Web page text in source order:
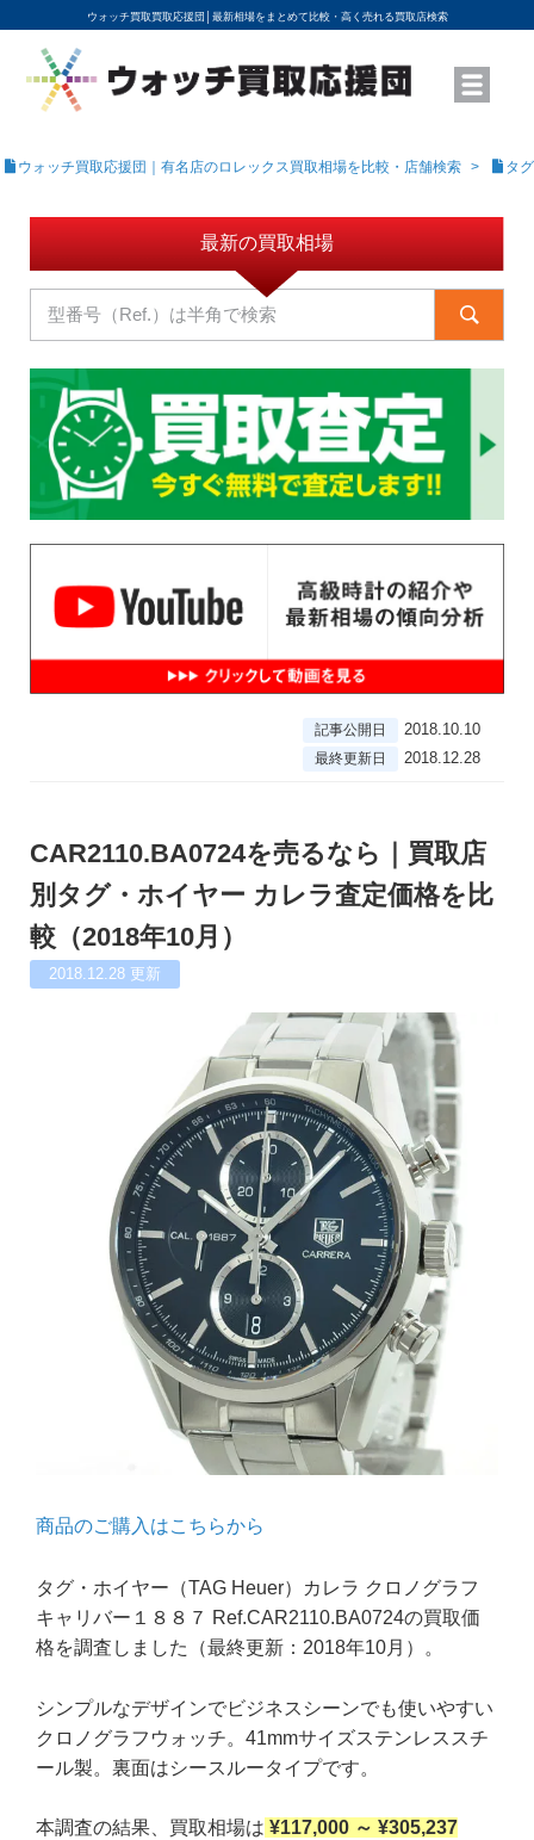
ウォッチ買取買取応援団│ 最新相場をまとめて比較・高く売れる買取店検索
YouTubeで動画を公開中
ROLEXモデル名から買取相場を調べる
高級時計ブランド名から買取相場を調べる
地域から買取店を探す
店舗名から買取店を探す
ブランド時計を高く売る方法
買取査定を依頼する
ウォッチ買取応援団｜有名店のロレックス買取相場を比較・店舗検索 タ
最新の買取相場
記事公開日 2018.10.10
最終更新日 2018.12.28
CAR2110.BA0724を売るなら｜買取店
別タグ・ホイヤー カレラ査定価格を比
較（2018年10月）
2018.12.28 更新
商品のご購入はこちらから
タグ・ホイヤー（TAG Heuer）カレラ クロノグラフ
キャリバー１８８７ Ref.CAR2110.BA0724の買取価
格を調査しました（最終更新：2018年10月）。
シンプルなデザインでビジネスシーンでも使いやすい
クロノグラフウォッチ。41mmサイズステンレススチ
ール製。裏面はシースルータイプです。
本調査の結果、買取相場は ¥117,000 ～ ¥305,237